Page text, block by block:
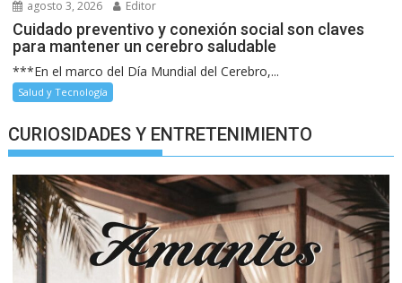
agosto 3, 2026 Editor
Cuidado preventivo y conexión social son claves
para mantener un cerebro saludable
***En el marco del Día Mundial del Cerebro,...
Salud y Tecnología
CURIOSIDADES Y ENTRETENIMIENTO